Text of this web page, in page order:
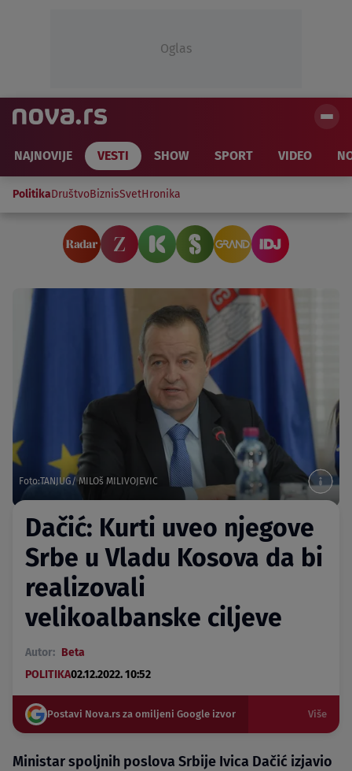
Oglas
NAJNOVIJE VESTI SHOW SPORT VIDEO
PolitikaDruštvoBiznisSvetHronika
Foto:TANJUG/ MILOš MILIVOJEVIC
Dačić: Kurti uveo njegove
Srbe u Vladu Kosova da bi
realizovali
velikoalbanske ciljeve
Autor: Beta
POLITIKA02.12.2022. 10:52
Postavi Nova.rs za omiljeni Google izvor Više
Ministar spoljnih poslova Srbije Ivica Dačić izjavio